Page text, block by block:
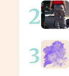
2
3